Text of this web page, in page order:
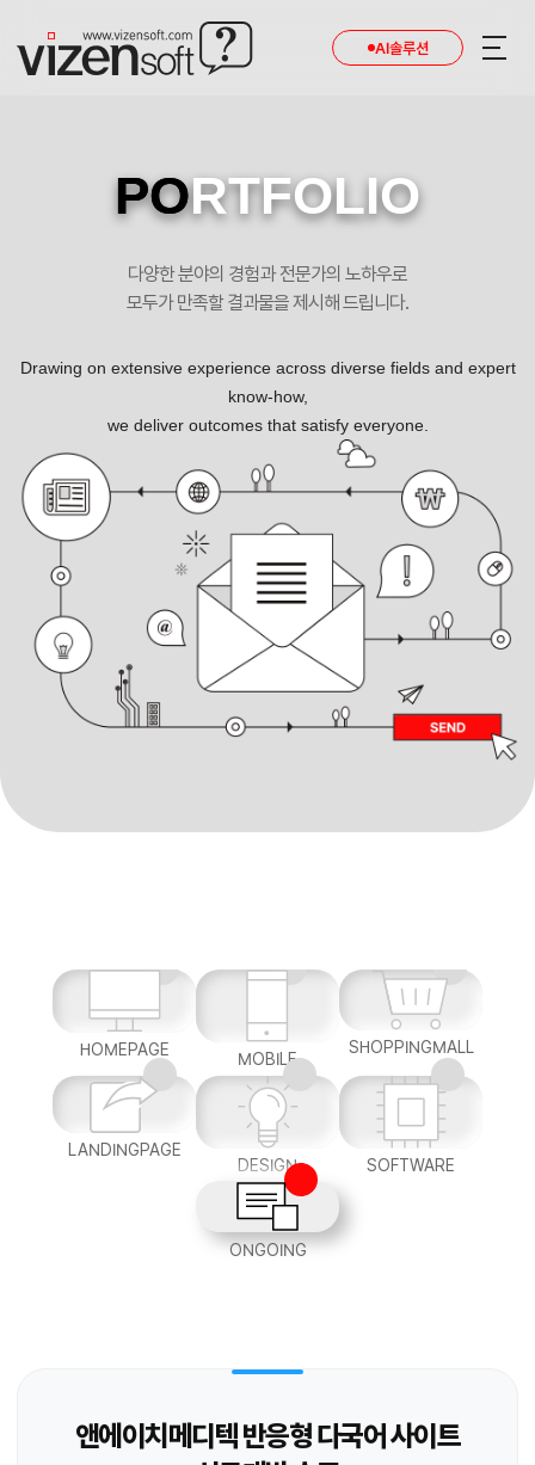
AI솔루션
PORTFOLIO
다양한 분야의 경험과 전문가의 노하우로
모두가 만족할 결과물을 제시해 드립니다.
Drawing on extensive experience across diverse fields and expert
know-how,
we deliver outcomes that satisfy everyone.
HOMEPAGE MOBILE
SHOPPINGMALL
LANDINGPAGE
DESIGN
SOFTWARE
ONGOING
앤에이치메디텍 반응형 다국어 사이트